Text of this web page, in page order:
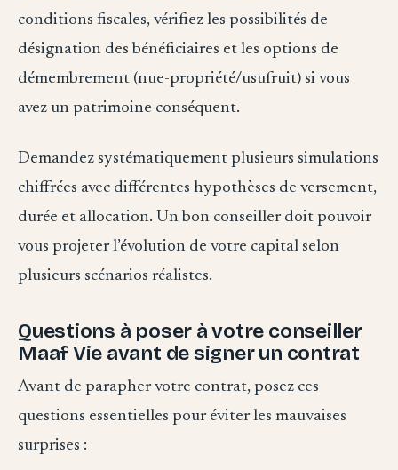
conditions fiscales, vérifiez les possibilités de
désignation des bénéficiaires et les options de
démembrement (nue-propriété/usufruit) si vous
avez un patrimoine conséquent.
Demandez systématiquement plusieurs simulations
chiffrées avec différentes hypothèses de versement,
durée et allocation. Un bon conseiller doit pouvoir
vous projeter l’évolution de votre capital selon
plusieurs scénarios réalistes.
Questions à poser à votre conseiller
Maaf Vie avant de signer un contrat
Avant de parapher votre contrat, posez ces
questions essentielles pour éviter les mauvaises
surprises :